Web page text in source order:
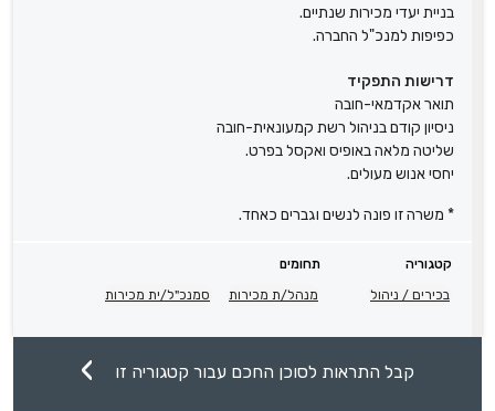
בניית יעדי מכירות שנתיים.
כפיפות למנכ"ל החברה.
דרישות התפקיד
תואר אקדמאי-חובה
ניסיון קודם בניהול רשת קמעונאית-חובה
שליטה מלאה באופיס ואקסל בפרט.
יחסי אנוש מעולים.
* משרה זו פונה לנשים וגברים כאחד.
קטגוריה
תחומים
בכירים / ניהול
מנהל/ת מכירות סמנכ"ל/ית מכירות
קבל התראות לסוכן החכם עבור קטגוריה זו